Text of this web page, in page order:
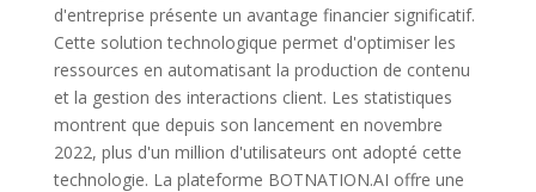
d'entreprise présente un avantage financier significatif.
Cette solution technologique permet d'optimiser les
ressources en automatisant la production de contenu
et la gestion des interactions client. Les statistiques
montrent que depuis son lancement en novembre
2022, plus d'un million d'utilisateurs ont adopté cette
technologie. La plateforme BOTNATION.AI offre une